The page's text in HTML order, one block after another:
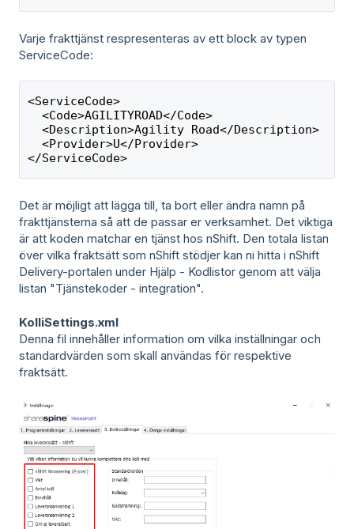
Varje frakttjänst respresenteras av ett block av typen
ServiceCode:
<ServiceCode>
  <Code>AGILITYROAD</Code>
  <Description>Agility Road</Description>
  <Provider>U</Provider>
</ServiceCode>
Det är möjligt att lägga till, ta bort eller ändra namn på
frakttjänsterna så att de passar er verksamhet. Det viktiga
är att koden matchar en tjänst hos nShift. Den totala listan
över vilka fraktsätt som nShift stödjer kan ni hitta i nShift
Delivery-portalen under Hjälp - Kodlistor genom att välja
listan "Tjänstekoder - integration".
KolliSettings.xml
Denna fil innehåller information om vilka inställningar och
standardvärden som skall användas för respektive
fraktsätt.